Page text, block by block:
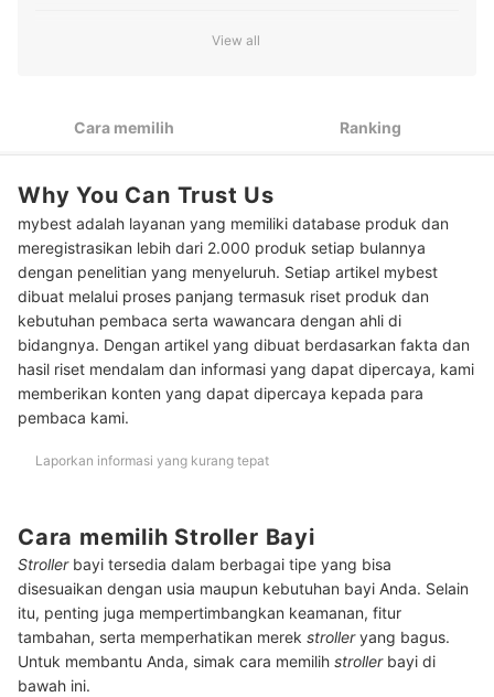
Baca juga rekomendasi produk stroller lainnya di sini
View all
Cara memilih Ranking
Why You Can Trust Us
mybest adalah layanan yang memiliki database produk dan
meregistrasikan lebih dari 2.000 produk setiap bulannya
dengan penelitian yang menyeluruh. Setiap artikel mybest
dibuat melalui proses panjang termasuk riset produk dan
kebutuhan pembaca serta wawancara dengan ahli di
bidangnya. Dengan artikel yang dibuat berdasarkan fakta dan
hasil riset mendalam dan informasi yang dapat dipercaya, kami
memberikan konten yang dapat dipercaya kepada para
pembaca kami.
Laporkan informasi yang kurang tepat
Cara memilih Stroller Bayi
Strollerbayi tersedia dalam berbagai tipe yang bisa
disesuaikan dengan usia maupun kebutuhan bayi Anda. Selain
itu, penting juga mempertimbangkan keamanan, fitur
tambahan, serta memperhatikan merek strolleryang bagus.
Untuk membantu Anda, simak cara memilih strollerbayi di
bawah ini.